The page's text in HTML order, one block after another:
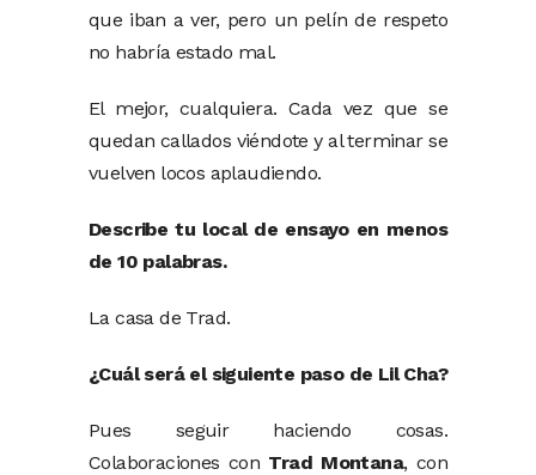
que iban a ver, pero un pelín de respeto
no habría estado mal.
El mejor, cualquiera. Cada vez que se
quedan callados viéndote y al terminar se
vuelven locos aplaudiendo.
Describe tu local de ensayo en menos
de 10 palabras.
La casa de Trad.
¿Cuál será el siguiente paso de Lil Cha?
Pues seguir haciendo cosas.
Colaboraciones con Trad Montana, con